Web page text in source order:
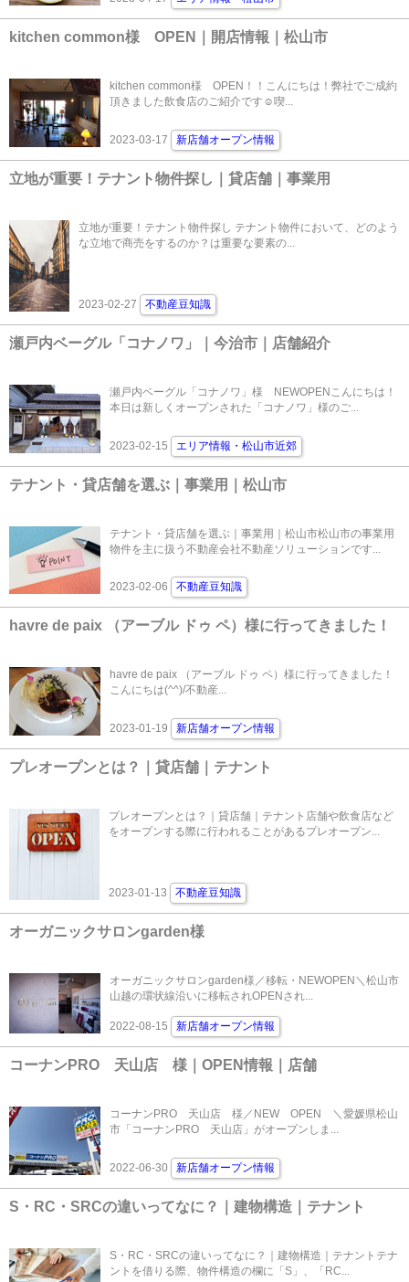
kitchen common様 OPEN｜開店情報｜松山市
kitchen common様 OPEN！！こんにちは！弊社でご成約
頂きました飲食店のご紹介です☺喫...
2023-03-17 新店舗オープン情報
立地が重要！テナント物件探し｜貸店舗｜事業用
立地が重要！テナント物件探し テナント物件において、どのよう
な立地で商売をするのか？は重要な要素の...
2023-02-27 不動産豆知識
瀬戸内ベーグル「コナノワ」｜今治市｜店舗紹介
瀬戸内ベーグル「コナノワ」様 NEWOPENこんにちは！
本日は新しくオープンされた「コナノワ」様のご...
2023-02-15 エリア情報・松山市近郊
テナント・貸店舗を選ぶ｜事業用｜松山市
テナント・貸店舗を選ぶ｜事業用｜松山市松山市の事業用
物件を主に扱う不動産会社不動産ソリューションです...
2023-02-06 不動産豆知識
havre de paix （アーブル ドゥ ペ）様に行ってきました！
havre de paix （アーブル ドゥ ペ）様に行ってきました！
こんにちは(^^)/不動産...
2023-01-19 新店舗オープン情報
プレオープンとは？｜貸店舗｜テナント
プレオープンとは？｜貸店舗｜テナント店舗や飲食店など
をオープンする際に行われることがあるプレオープン...
2023-01-13 不動産豆知識
オーガニックサロンgarden様
オーガニックサロンgarden様／移転・NEWOPEN＼松山市
山越の環状線沿いに移転されOPENされ...
2022-08-15 新店舗オープン情報
コーナンPRO 天山店 様｜OPEN情報｜店舗
コーナンPRO 天山店 様／NEW OPEN ＼愛媛県松山
市「コーナンPRO 天山店」がオープンしま...
2022-06-30 新店舗オープン情報
S・RC・SRCの違いってなに？｜建物構造｜テナント
S・RC・SRCの違いってなに？｜建物構造｜テナントテナ
ントを借りる際、物件構造の欄に「S」、「RC...